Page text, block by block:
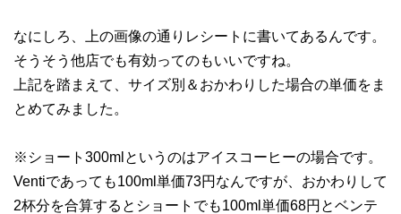
なにしろ、上の画像の通りレシートに書いてあるんです。
そうそう他店でも有効ってのもいいですね。
上記を踏まえて、サイズ別＆おかわりした場合の単価をま
とめてみました。
※ショート300mlというのはアイスコーヒーの場合です。
Ventiであっても100ml単価73円なんですが、おかわりして
2杯分を合算するとショートでも100ml単価68円とベンテ